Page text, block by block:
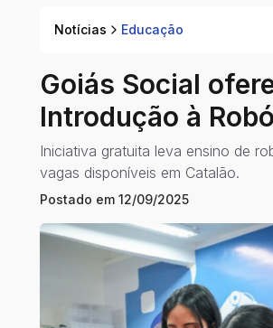
Notícias Educação
Goiás Social
Introdução à
Iniciativa gratuita leva ensino de
vagas disponíveis em Catalão.
Postado em 12/09/2025